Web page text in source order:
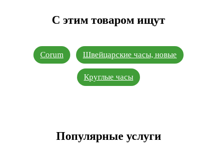
С этим товаром ищут
Corum Швейцарские часы, новые
Круглые часы
Популярные услуги